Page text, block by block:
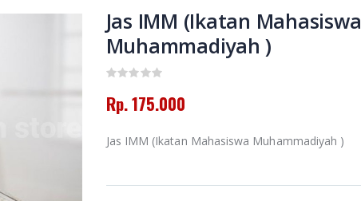
Jas IMM (Ikatan Mahasiswa
Muhammadiyah )
Rp. 175.000
Jas IMM (Ikatan Mahasiswa Muhammadiyah )